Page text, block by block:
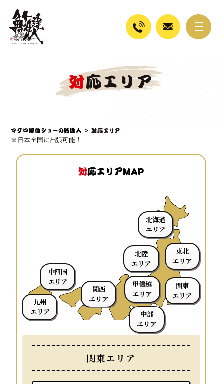
対応エリア
マグロ解体ショーの鮪達人 > 対応エリア
※日本全国に出張可能！
対応エリアMAP
北海道
エリア
東北
エリア
関東
エリア
北陸
エリア
甲信越
エリア
中部
エリア
関西
エリア
中四国
エリア
九州
エリア
関東エリア